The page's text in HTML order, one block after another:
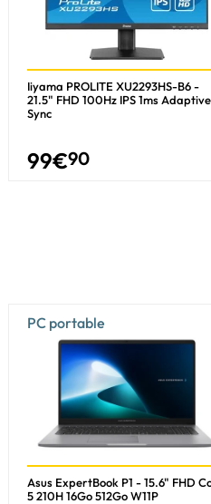
Iiyama PROLITE XU2293HS-B6 -
21.5" FHD 100Hz IPS 1ms Adaptive
Sync
99€90
PC portable
Asus ExpertBook P1 - 15.6" FHD
5 210H 16Go 512Go W11P